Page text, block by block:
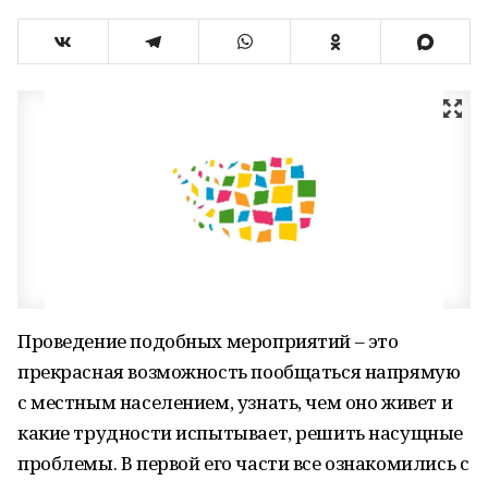
Проведение подобных мероприятий – это
прекрасная возможность пообщаться напрямую
с местным населением, узнать, чем оно живет и
какие трудности испытывает, решить насущные
проблемы. В первой его части все ознакомились с